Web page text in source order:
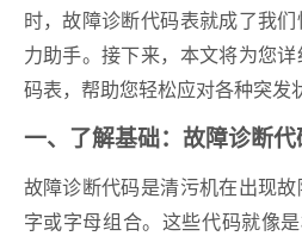
时，故障诊断代码表就成了我
力助手。接下来，本文将为您
码表，帮助您轻松应对各种突发
一、了解基础：故障诊断
故障诊断代码是清污机在出现
字或字母组合。这些代码就像